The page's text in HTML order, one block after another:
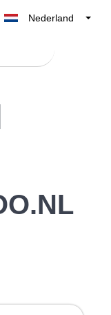
Nederland
België